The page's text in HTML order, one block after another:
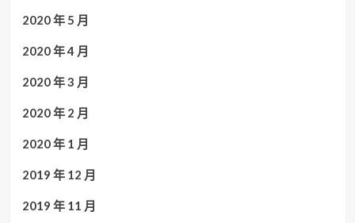
2020 年 5 月
2020 年 4 月
2020 年 3 月
2020 年 2 月
2020 年 1 月
2019 年 12 月
2019 年 11 月